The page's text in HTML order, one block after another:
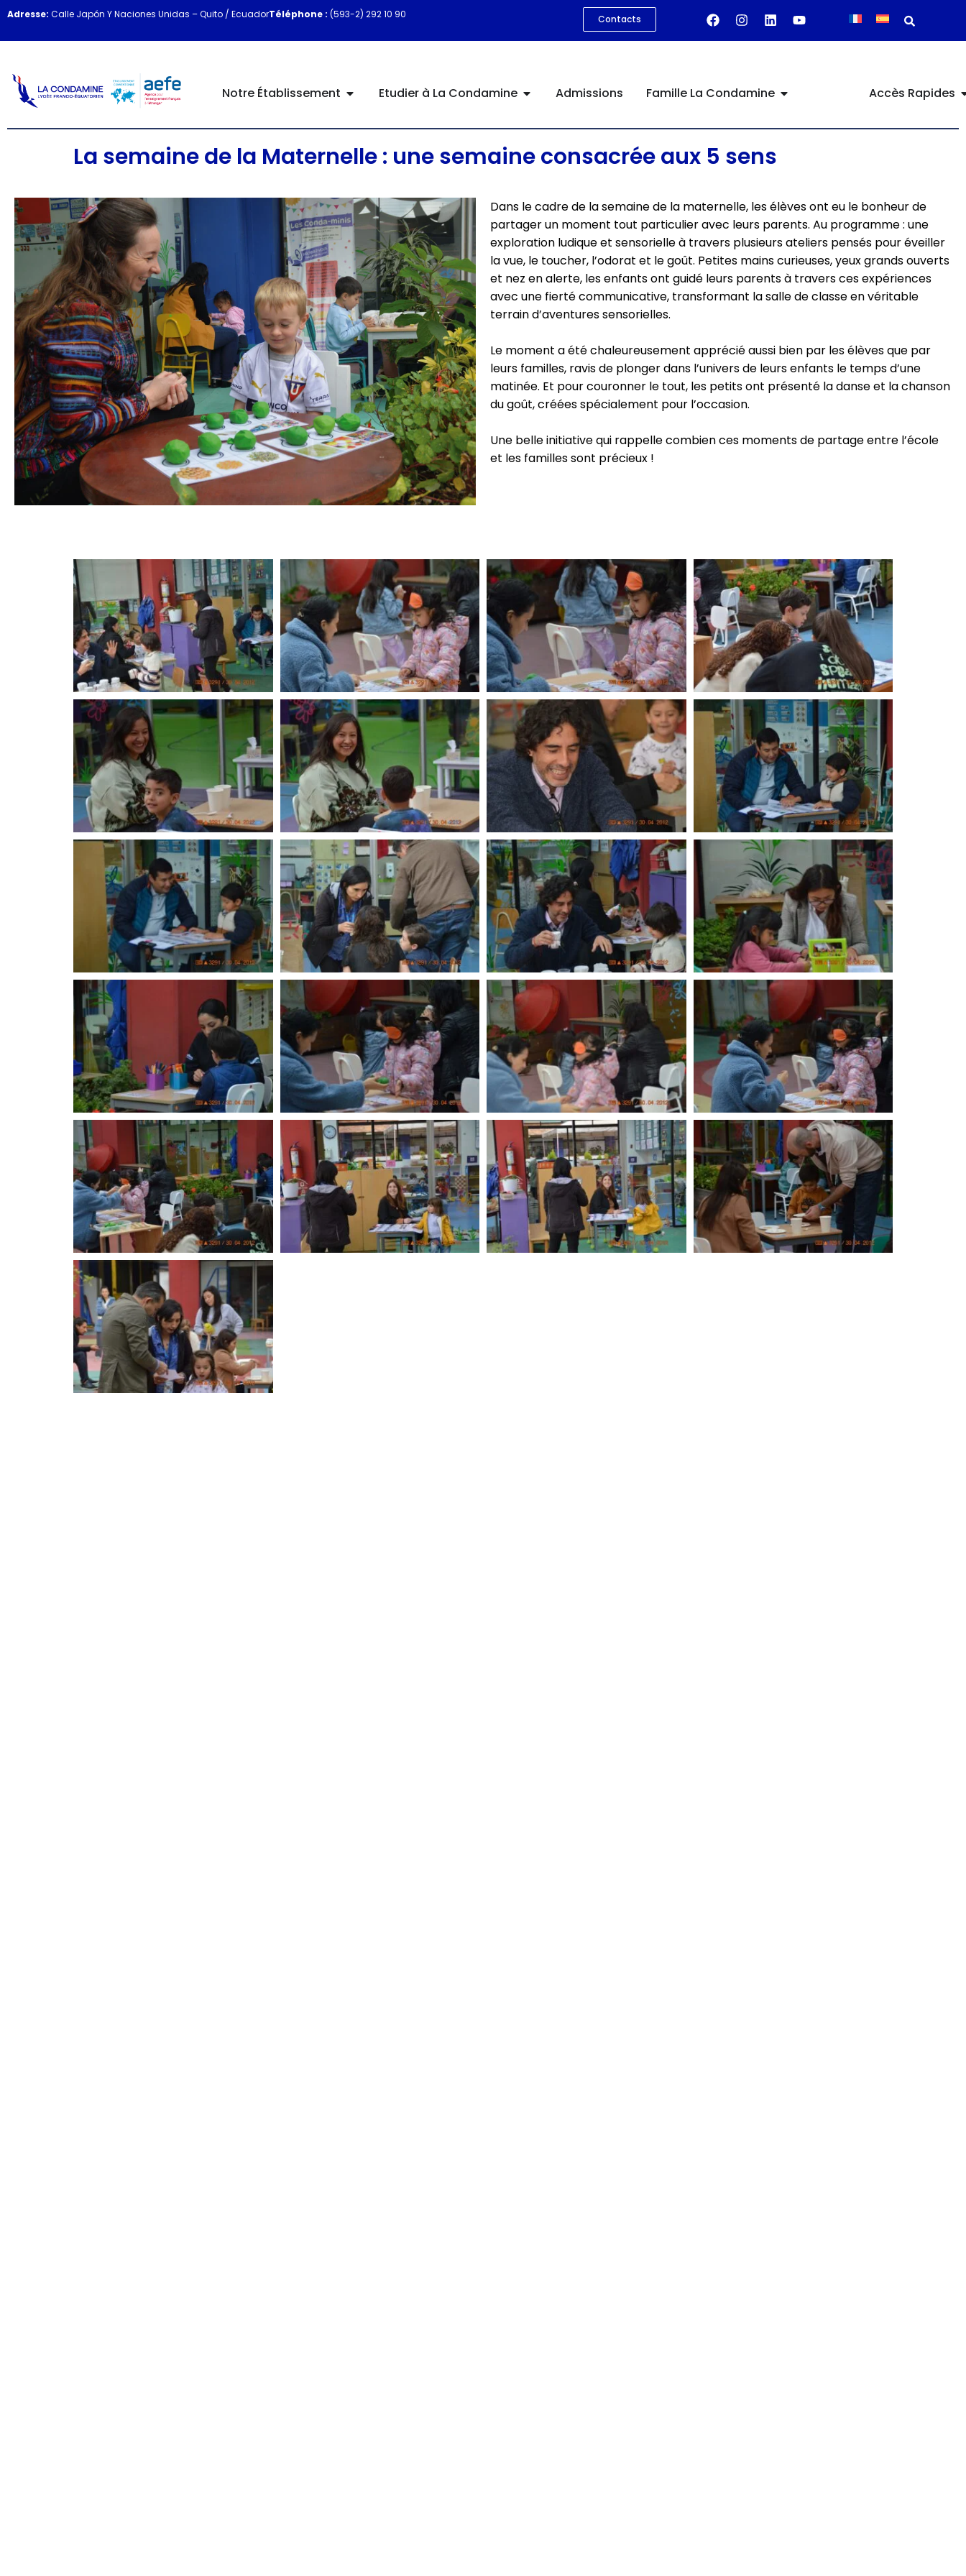
Adresse: Calle Japón Y Naciones Unidas – Quito / EcuadorTéléphone : (593-2) 292 10 90 Contacts
Notre Établissement Etudier à La Condamine Admissions Famille La Condamine Accès Rapides
La semaine de la Maternelle : une semaine consacrée aux 5 sens
Dans le cadre de la semaine de la maternelle, les élèves ont eu le bonheur de
partager un moment tout particulier avec leurs parents. Au programme : une
exploration ludique et sensorielle à travers plusieurs ateliers pensés pour éveiller
la vue, le toucher, l’odorat et le goût. Petites mains curieuses, yeux grands ouverts
et nez en alerte, les enfants ont guidé leurs parents à travers ces expériences
avec une fierté communicative, transformant la salle de classe en véritable
terrain d’aventures sensorielles.
Le moment a été chaleureusement apprécié aussi bien par les élèves que par
leurs familles, ravis de plonger dans l’univers de leurs enfants le temps d’une
matinée. Et pour couronner le tout, les petits ont présenté la danse et la chanson
du goût, créées spécialement pour l’occasion.
Une belle initiative qui rappelle combien ces moments de partage entre l’école
et les familles sont précieux !